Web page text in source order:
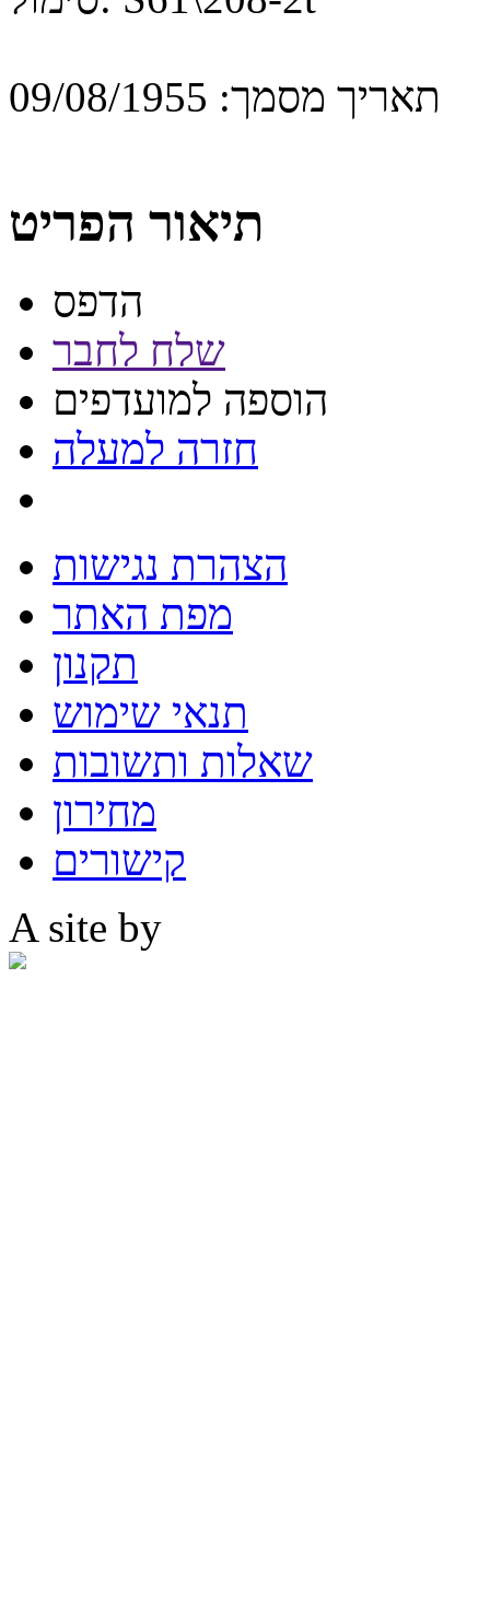
תאריך מסמך: 09/08/1955
תיאור הפריט
הדפס
שלח לחבר
הוספה למועדפים
חזרה למעלה
הצהרת נגישות
מפת האתר
תקנון
תנאי שימוש
שאלות ותשובות
מחירון
קישורים
A site by